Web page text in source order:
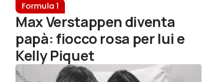
Formula 1
Max Verstappen diventa
papà: fiocco rosa per lui e
Kelly Piquet